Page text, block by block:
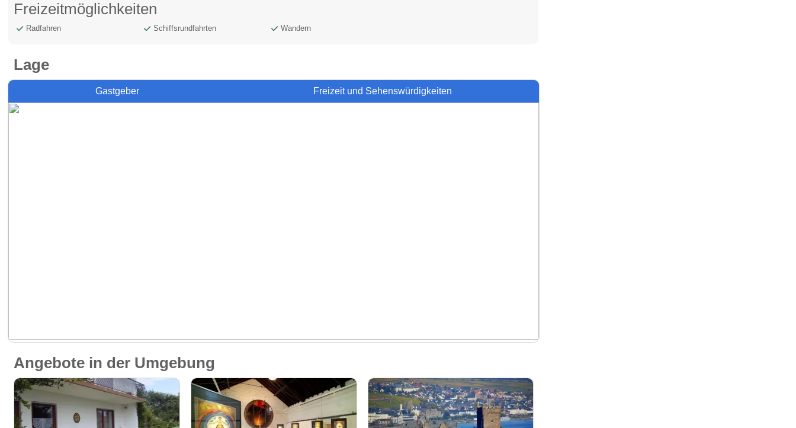
Freizeitmöglichkeiten
Radfahren Schiffsrundfahrten Wandern
Lage
Gastgeber Freizeit und Sehenswürdigkeiten
Angebote in der Umgebung